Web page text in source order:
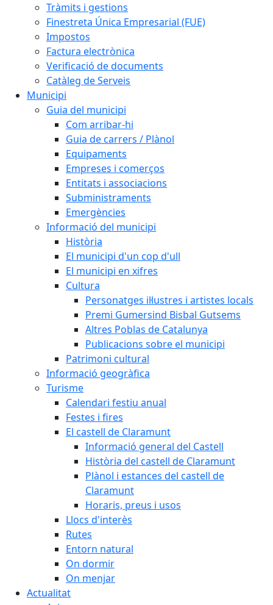
Tràmits i gestions
Finestreta Única Empresarial (FUE)
Impostos
Factura electrònica
Verificació de documents
Catàleg de Serveis
Municipi
Guia del municipi
Com arribar-hi
Guia de carrers / Plànol
Equipaments
Empreses i comerços
Entitats i associacions
Subministraments
Emergències
Informació del municipi
Història
El municipi d'un cop d'ull
El municipi en xifres
Cultura
Personatges il·lustres i artistes locals
Premi Gumersind Bisbal Gutsems
Altres Poblas de Catalunya
Publicacions sobre el municipi
Patrimoni cultural
Informació geogràfica
Turisme
Calendari festiu anual
Festes i fires
El castell de Claramunt
Informació general del Castell
Història del castell de Claramunt
Plànol i estances del castell de
Claramunt
Horaris, preus i usos
Llocs d'interès
Rutes
Entorn natural
On dormir
On menjar
Actualitat